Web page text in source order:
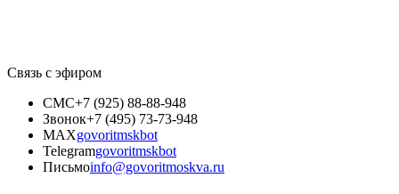
Связь с эфиром
СМС+7 (925) 88-88-948
Звонок+7 (495) 73-73-948
MAXgovoritmskbot
Telegramgovoritmskbot
Письмоinfo@govoritmoskva.ru